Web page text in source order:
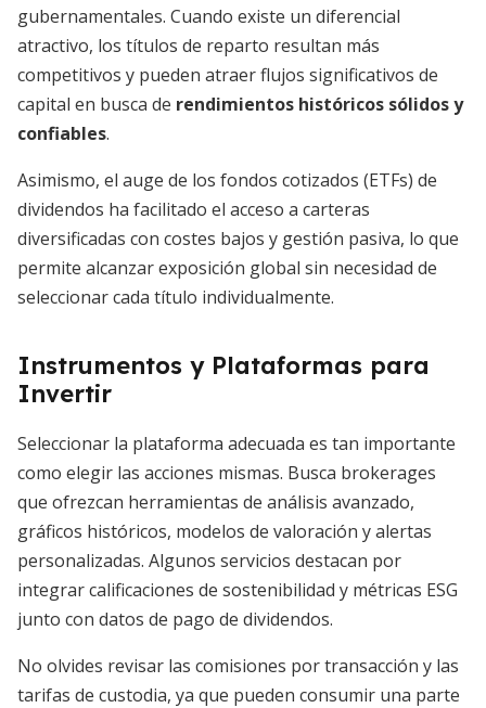
gubernamentales. Cuando existe un diferencial
atractivo, los títulos de reparto resultan más
competitivos y pueden atraer flujos significativos de
capital en busca de rendimientos históricos sólidos y
confiables.
Asimismo, el auge de los fondos cotizados (ETFs) de
dividendos ha facilitado el acceso a carteras
diversificadas con costes bajos y gestión pasiva, lo que
permite alcanzar exposición global sin necesidad de
seleccionar cada título individualmente.
Instrumentos y Plataformas para
Invertir
Seleccionar la plataforma adecuada es tan importante
como elegir las acciones mismas. Busca brokerages
que ofrezcan herramientas de análisis avanzado,
gráficos históricos, modelos de valoración y alertas
personalizadas. Algunos servicios destacan por
integrar calificaciones de sostenibilidad y métricas ESG
junto con datos de pago de dividendos.
No olvides revisar las comisiones por transacción y las
tarifas de custodia, ya que pueden consumir una parte